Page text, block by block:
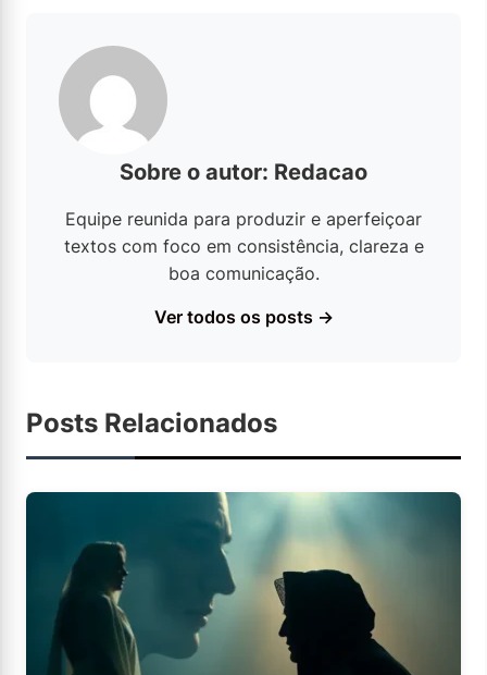
Sobre o autor: Redacao
Equipe reunida para produzir e aperfeiçoar
textos com foco em consistência, clareza e
boa comunicação.
Ver todos os posts →
Posts Relacionados